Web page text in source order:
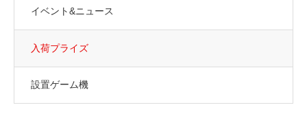
イベント&ニュース
入荷プライズ
設置ゲーム機